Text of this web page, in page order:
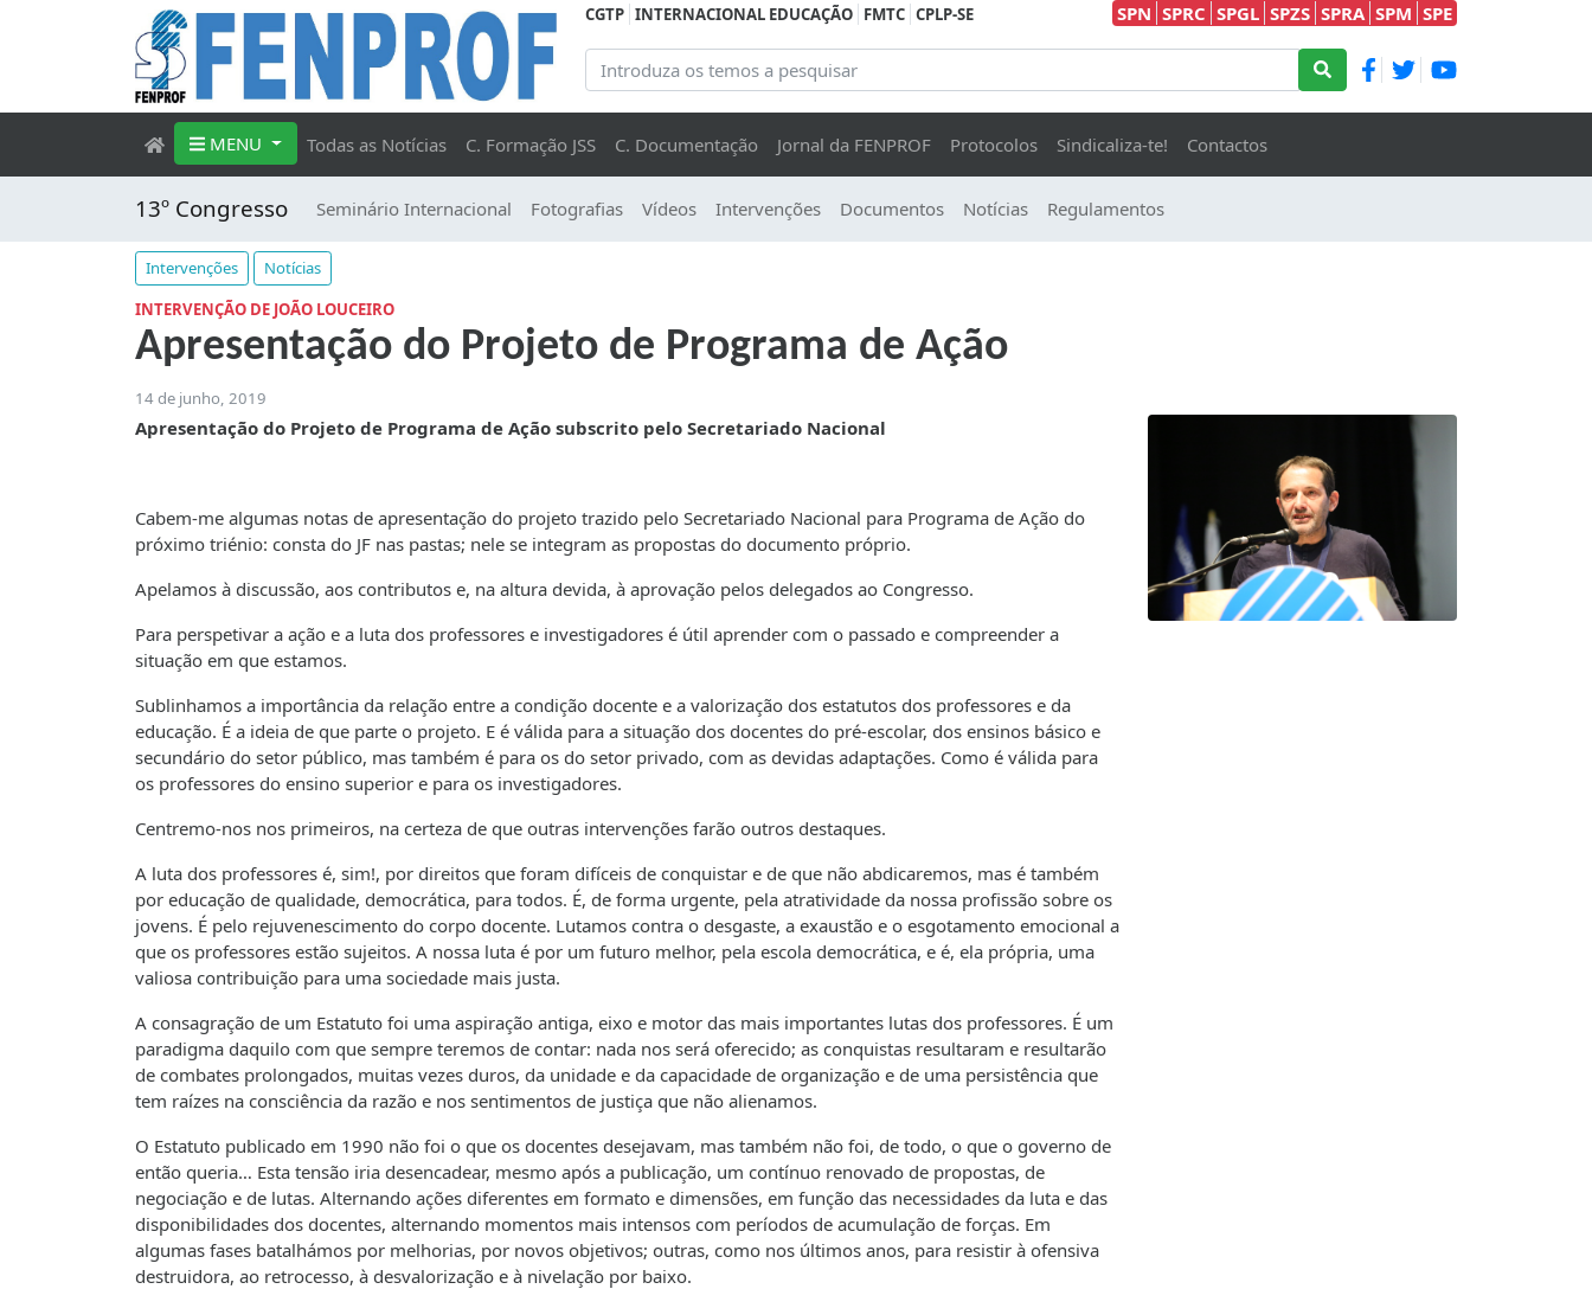
CGTP INTERNACIONAL EDUCAÇÃO FMTC CPLP-SE SPN SPRC SPGL SPZS SPRA SPM SPE
MENU Todas as Notícias C. Formação JSS C. Documentação Jornal da FENPROF Protocolos Sindicaliza-te! Contactos
13º Congresso Seminário Internacional Fotografias Vídeos Intervenções Documentos Notícias Regulamentos
Intervenções
Notícias
INTERVENÇÃO DE JOÃO LOUCEIRO
Apresentação do Projeto de Programa de Ação
14 de junho, 2019
Apresentação do Projeto de Programa de Ação subscrito pelo Secretariado Nacional
Cabem-me algumas notas de apresentação do projeto trazido pelo Secretariado Nacional para Programa de Ação do
próximo triénio: consta do JF nas pastas; nele se integram as propostas do documento próprio.
Apelamos à discussão, aos contributos e, na altura devida, à aprovação pelos delegados ao Congresso.
Para perspetivar a ação e a luta dos professores e investigadores é útil aprender com o passado e compreender a
situação em que estamos.
Sublinhamos a importância da relação entre a condição docente e a valorização dos estatutos dos professores e da
educação. É a ideia de que parte o projeto. E é válida para a situação dos docentes do pré-escolar, dos ensinos básico e
secundário do setor público, mas também é para os do setor privado, com as devidas adaptações. Como é válida para
os professores do ensino superior e para os investigadores.
Centremo-nos nos primeiros, na certeza de que outras intervenções farão outros destaques.
A luta dos professores é, sim!, por direitos que foram difíceis de conquistar e de que não abdicaremos, mas é também
por educação de qualidade, democrática, para todos. É, de forma urgente, pela atratividade da nossa profissão sobre os
jovens. É pelo rejuvenescimento do corpo docente. Lutamos contra o desgaste, a exaustão e o esgotamento emocional a
que os professores estão sujeitos. A nossa luta é por um futuro melhor, pela escola democrática, e é, ela própria, uma
valiosa contribuição para uma sociedade mais justa.
A consagração de um Estatuto foi uma aspiração antiga, eixo e motor das mais importantes lutas dos professores. É um
paradigma daquilo com que sempre teremos de contar: nada nos será oferecido; as conquistas resultaram e resultarão
de combates prolongados, muitas vezes duros, da unidade e da capacidade de organização e de uma persistência que
tem raízes na consciência da razão e nos sentimentos de justiça que não alienamos.
O Estatuto publicado em 1990 não foi o que os docentes desejavam, mas também não foi, de todo, o que o governo de
então queria… Esta tensão iria desencadear, mesmo após a publicação, um contínuo renovado de propostas, de
negociação e de lutas. Alternando ações diferentes em formato e dimensões, em função das necessidades da luta e das
disponibilidades dos docentes, alternando momentos mais intensos com períodos de acumulação de forças. Em
algumas fases batalhámos por melhorias, por novos objetivos; outras, como nos últimos anos, para resistir à ofensiva
destruidora, ao retrocesso, à desvalorização e à nivelação por baixo.